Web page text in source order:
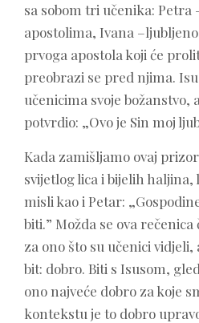
sa sobom tri učenika: Petra
apostolima, Ivana
prvoga apostola koji će
preobrazi se pred njima.
učenicima svoje božanstvo,
potvrdio: „Ovo je Sin moj
Kada zamišljamo ovaj
svijetlog lica i bijelih haljina,
misli kao i Petar:
biti.” Možda se ova
za ono što su učenici vidjeli,
bit: dobro. Biti s Isusom,
ono najveće dobro za koje
kontekstu je to dobro